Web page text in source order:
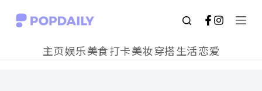
S
主页娱乐美食打卡美妆穿搭生活恋爱